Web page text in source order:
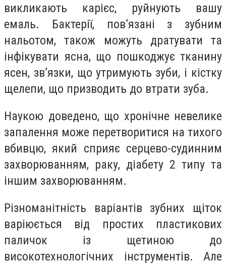
викликають карієс, руйнують вашу
емаль. Бактерії, пов’язані з зубним
нальотом, також можуть дратувати та
інфікувати ясна, що пошкоджує тканину
ясен, зв’язки, що утримують зуби, і кістку
щелепи, що призводить до втрати зуба.
Наукою доведено, що хронічне невелике
запалення може перетворитися на тихого
вбивцю, який сприяє серцево-судинним
захворюванням, раку, діабету 2 типу та
іншим захворюванням.
Різноманітність варіантів зубних щіток
варіюється від простих пластикових
паличок із щетиною до
високотехнологічних інструментів. Але